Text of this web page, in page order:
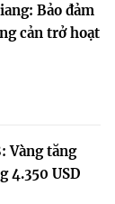
Bảo đảm
cản trở hoạt
Vàng tăng
4.350 USD